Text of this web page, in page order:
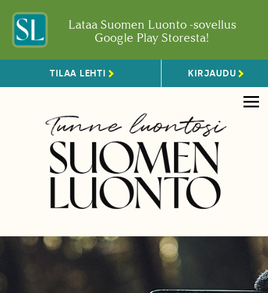
Lataa Suomen Luonto -sovellus
Google Play Storesta!
TILAA LEHTI KIRJAUDU